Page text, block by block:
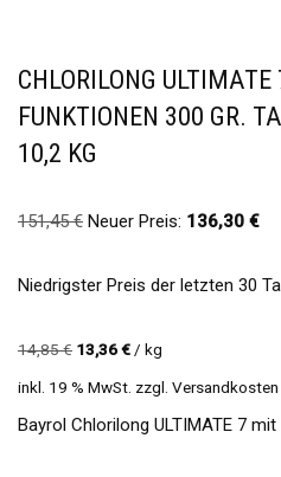
CHLORILONG
FUNKTIONEN 300 GR.
10,2 KG
151,45€ Neuer Preis: 136,30 €
Niedrigster Preis der letzten 30
14,85€ 13,36€ / kg
inkl. 19 % MwSt. zzgl. Versandkosten
Bayrol Chlorilong ULTIMATE 7